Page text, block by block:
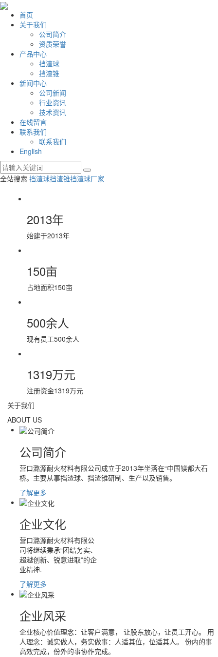
首页
关于我们
公司简介
资质荣誉
产品中心
挡渣球
挡渣锥
新闻中心
公司新闻
行业资讯
技术资讯
在线留言
联系我们
联系我们
English
全站搜索 挡渣球挡渣锥挡渣球厂家
2013年
始建于2013年
150亩
占地面积150亩
500余人
现有员工500余人
1319万元
注册资金1319万元
关于我们
ABOUT US
公司简介
营口潞源耐火材料有限公司成立于2013年坐落在“中国镁都大石
桥。主要从事挡渣球、挡渣锥研制、生产以及销售。
了解更多
企业文化
营口潞源耐火材料有限公
司将继续秉承“团结务实、
超越创新、锐意进取”的企
业精神.
了解更多
企业风采
企业核心价值理念：让客户满意， 让股东放心，让员工开心。 用
人理念：诚实做人，务实做事：人适其位，位适其人。 份内的事
高效完成，份外的事协作完成。